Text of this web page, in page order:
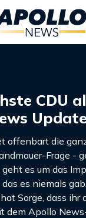
CDU
Update
offenbart die
Frage -
es um das
es niemals
Sorge, dass ihr
dem Apollo